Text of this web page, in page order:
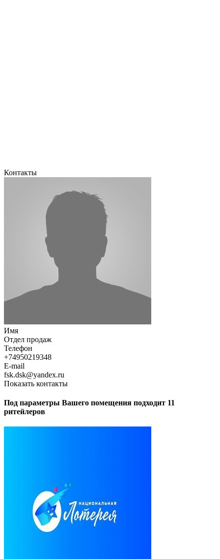
Контакты
Имя
Отдел продаж
Телефон
+74950219348
E-mail
fsk.dsk@yandex.ru
Показать контакты
Под параметры Вашего помещения подходит 11
ритейлеров